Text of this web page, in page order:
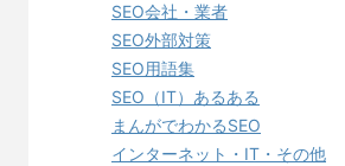
SEO会社・業者
SEO外部対策
SEO用語集
SEO（IT）あるある
まんがでわかるSEO
インターネット・IT・その他